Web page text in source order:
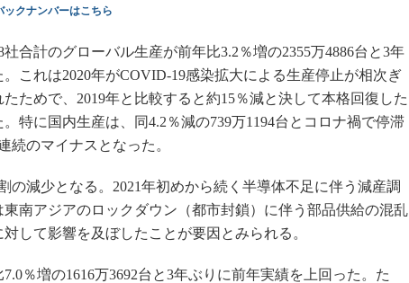
制御セキュリティ
新型コロナへの対応
クナンバーはこちら
合計のグローバル生産が前年比3.2％増の2355万4886台と3年
これは2020年がCOVID-19感染拡大による生産停止が相次ぎ
ためで、2019年と比較すると約15％減と決して本格回復した
特に国内生産は、同4.2％減の739万1194台とコロナ禍で停滞
続のマイナスとなった。
の減少となる。2021年初めから続く半導体不足に伴う減産調
南アジアのロックダウン（都市封鎖）に伴う部品供給の混乱
して影響を及ぼしたことが要因とみられる。
％増の1616万3692台と3年ぶりに前年実績を上回った。た